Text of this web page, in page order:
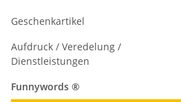
Geschenkartikel
Aufdruck / Veredelung /
Dienstleistungen
Funnywords ®